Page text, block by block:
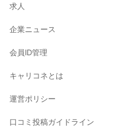
求人
企業ニュース
会員ID管理
キャリコネとは
運営ポリシー
口コミ投稿ガイドライン